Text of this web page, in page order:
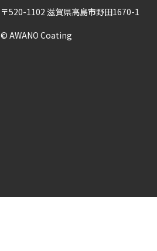
〒520-1102 滋賀県高島市野田1670-1
© AWANO Coating